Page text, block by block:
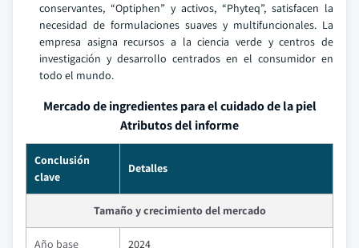
conservantes, “Optiphen” y activos, “Phyteq”, satisfacen la
necesidad de formulaciones suaves y multifuncionales. La
empresa asigna recursos a la ciencia verde y centros de
investigación y desarrollo centrados en el consumidor en
todo el mundo.
Mercado de ingredientes para el cuidado de la piel
Atributos del informe
Conclusión
clave
Detalles
Tamaño y crecimiento del mercado
Año base 2024